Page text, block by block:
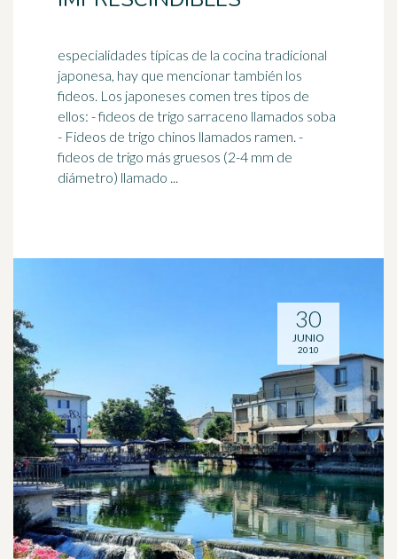
especialidades típicas de la cocina tradicional
japonesa, hay que mencionar también los
fideos. Los japoneses comen tres tipos de
ellos: - fideos de trigo sarraceno llamados soba
- Fideos de trigo chinos llamados ramen. -
fideos de trigo más gruesos (2-4 mm de
diámetro) llamado ...
30
JUNIO
2010